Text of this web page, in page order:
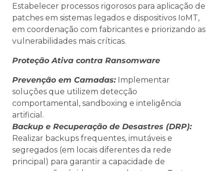
Estabelecer processos rigorosos para aplicação de
patches em sistemas legados e dispositivos IoMT,
em coordenação com fabricantes e priorizando as
vulnerabilidades mais críticas.
Proteção Ativa contra Ransomware
Prevenção em Camadas:Implementar
soluções que utilizem detecção
comportamental, sandboxing e inteligência
artificial.
Backup e Recuperação de Desastres (DRP):
Realizar backups frequentes, imutáveis e
segregados (em locais diferentes da rede
principal) para garantir a capacidade de